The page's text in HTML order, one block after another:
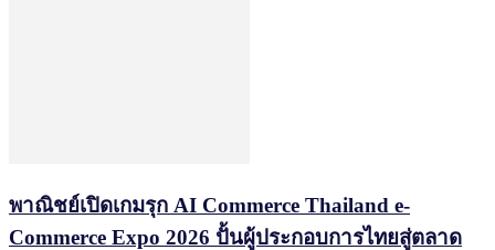
พาณิชย์เปิดเกมรุก AI Commerce Thailand e-
Commerce Expo 2026 ปั้นผู้ประกอบการไทยสู่ตลาด